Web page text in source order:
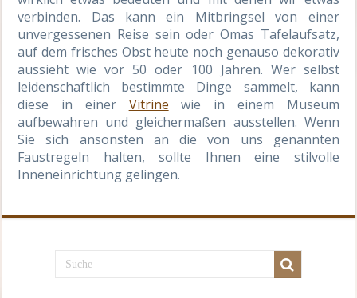
verbinden. Das kann ein Mitbringsel von einer
unvergessenen Reise sein oder Omas Tafelaufsatz,
auf dem frisches Obst heute noch genauso dekorativ
aussieht wie vor 50 oder 100 Jahren. Wer selbst
leidenschaftlich bestimmte Dinge sammelt, kann
diese in einer Vitrine wie in einem Museum
aufbewahren und gleichermaßen ausstellen. Wenn
Sie sich ansonsten an die von uns genannten
Faustregeln halten, sollte Ihnen eine stilvolle
Inneneinrichtung gelingen.